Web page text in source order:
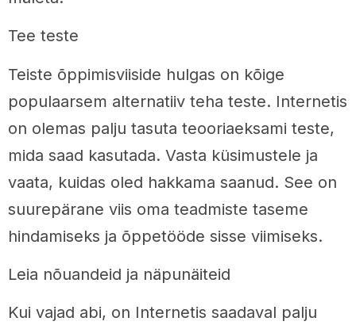
Tee teste
Teiste õppimisviiside hulgas on kõige
populaarsem alternatiiv teha teste. Internetis
on olemas palju tasuta teooriaeksami teste,
mida saad kasutada. Vasta küsimustele ja
vaata, kuidas oled hakkama saanud. See on
suurepärane viis oma teadmiste taseme
hindamiseks ja õppetööde sisse viimiseks.
Leia nõuandeid ja näpunäiteid
Kui vajad abi, on Internetis saadaval palju